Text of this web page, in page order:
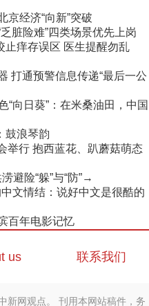
京经济“向新”突破
脏险难”四类场景优先上岗
止痒存误区 医生提醒勿乱
打通预警信息传递“最后一公
“向日葵”：在米桑油田，中国
鼓浪琴韵
举行 抱西蓝花、趴蘑菇萌态
避险“躲”与“防”→
文情结：说好中文是很酷的
百年电影记忆
us 联系我们
新网观点。 刊用本网站稿件，务